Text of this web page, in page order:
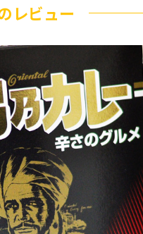
レビュー